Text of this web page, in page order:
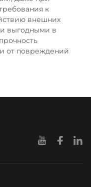
к
внешних
выгодными в
от повреждений